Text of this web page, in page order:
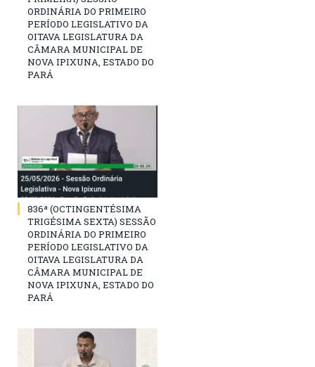
ORDINÁRIA DO PRIMEIRO
PERÍODO LEGISLATIVO DA
OITAVA LEGISLATURA DA
CÂMARA MUNICIPAL DE
NOVA IPIXUNA, ESTADO DO
PARÁ
836ª (OCTINGENTÉSIMA
TRIGÉSIMA SEXTA) SESSÃO
ORDINÁRIA DO PRIMEIRO
PERÍODO LEGISLATIVO DA
OITAVA LEGISLATURA DA
CÂMARA MUNICIPAL DE
NOVA IPIXUNA, ESTADO DO
PARÁ